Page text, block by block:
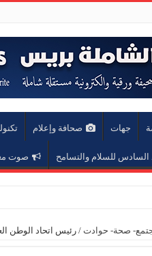
جهات صحافة وإعلام
للسلام والتسامح صوت
صحة- حوادت / رئيس اتحاد الوطن